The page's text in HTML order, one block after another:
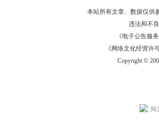
本站所有文章、数据仅供
违法和不
《电子公告服务
《网络文化经营许
Copyright ©
闽